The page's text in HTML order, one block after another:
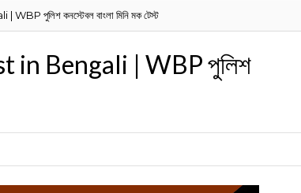
পুলিশ কনস্টেবল বাংলা মিনি মক টেস্ট
in Bengali | WBP পুলিশ